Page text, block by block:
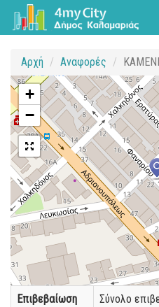
Αρχή Αναφορές
+
−
Επιβεβαίωση
Σύνολο